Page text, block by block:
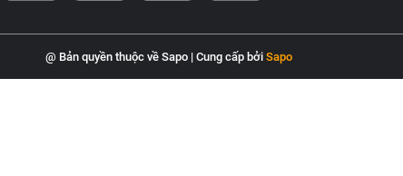
@ Bản quyền thuộc về Sapo | Cung cấp bởi Sapo